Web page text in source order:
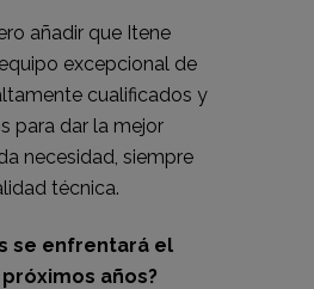
añadir que Itene
excepcional de
cualificados y
para dar la mejor
necesidad, siempre
técnica.
se enfrentará el
años?